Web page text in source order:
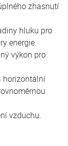
zhasnutí
hluku pro
energie.
výkon pro
horizontální
vzduchu.